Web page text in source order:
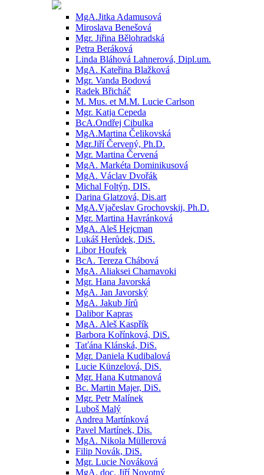
MgA.Jitka Adamusová
Miroslava Benešová
Mgr. Jiřina Bělohradská
Petra Beráková
Linda Bláhová Lahnerová, Dipl.um.
MgA. Kateřina Blažková
Mgr. Vanda Bodová
Radek Břicháč
M. Mus. et M.M. Lucie Carlson
Mgr. Katja Cepeda
BcA.Ondřej Cibulka
MgA.Martina Čelikovská
Mgr.Jiří Červený, Ph.D.
Mgr. Martina Červená
MgA. Markéta Dominikusová
MgA. Václav Dvořák
Michal Foltýn, DIS.
Darina Glatzová, Dis.art
MgA.Vjačeslav Grochovskij, Ph.D.
Mgr. Martina Havránková
MgA. Aleš Hejcman
Lukáš Herůdek, DiS.
Libor Houfek
BcA. Tereza Chábová
MgA. Aliaksei Charnavoki
Mgr. Hana Javorská
MgA. Jan Javorský
MgA. Jakub Jírů
Dalibor Kapras
MgA. Aleš Kaspřík
Barbora Kořínková, DiS.
Taťána Klánská, DiS.
Mgr. Daniela Kudibalová
Lucie Künzelová, DiS.
Mgr. Hana Kutmanová
Bc. Martin Majer, DiS.
Mgr. Petr Malínek
Luboš Malý
Andrea Martínková
Pavel Martínek, Dis.
MgA. Nikola Müllerová
Filip Novák, DiS.
Mgr. Lucie Nováková
MgA. doc. Jiří Novotný